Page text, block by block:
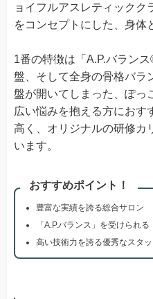
ョイフルアスレティックク
をコンセプトにした、身体
1番の特徴は「A.P.バラン
盤、そして全身の骨格バラ
盤が開いてしまった、ぽっ
広い悩みを抱える方におす
高く、オリジナルの研修カ
います。
おすすめポイント！
豊富な実績を誇る総合サロン
「A.P.バランス」を受けられる
高い技術力を誇る優秀なスタ